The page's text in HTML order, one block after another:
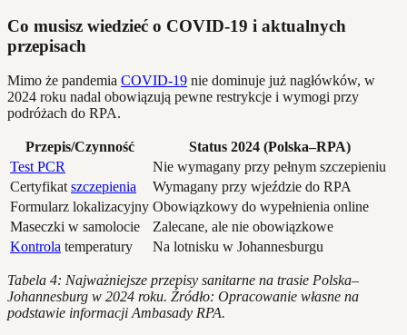
Co musisz wiedzieć o COVID-19 i aktualnych
przepisach
Mimo że pandemia COVID-19 nie dominuje już nagłówków, w
2024 roku nadal obowiązują pewne restrykcje i wymogi przy
podróżach do RPA.
Przepis/Czynność
Status 2024 (Polska–RPA)
Test PCR
Nie wymagany przy pełnym szczepieniu
Certyfikatszczepienia
Wymagany przy wjeździe do RPA
Formularz lokalizacyjny Obowiązkowy do wypełnienia online
Maseczki w samolocie
Zalecane, ale nie obowiązkowe
Kontrola temperatury Na lotnisku w Johannesburgu
Tabela 4: Najważniejsze przepisy sanitarne na trasie Polska–
Johannesburg w 2024 roku. Źródło: Opracowanie własne na
podstawie informacji Ambasady RPA.